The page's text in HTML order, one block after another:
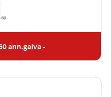
ann.galva -